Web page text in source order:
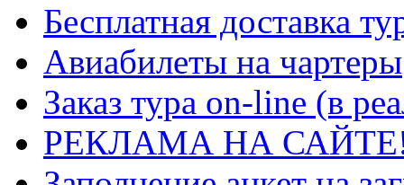
Бесплатная доставка
Авиабилеты на чартеры
Заказ тура on-line (в
РЕКЛАМА НА